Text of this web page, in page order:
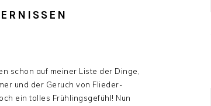
schon auf meiner Liste der Dinge,
und der Geruch von Flieder-
ein tolles Frühlingsgefühl! Nun